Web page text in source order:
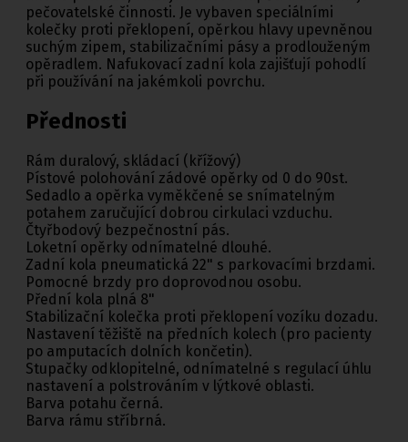
pečovatelské činnosti. Je vybaven speciálními
kolečky proti překlopení, opěrkou hlavy upevněnou
suchým zipem, stabilizačními pásy a prodlouženým
opěradlem. Nafukovací zadní kola zajišťují pohodlí
při používání na jakémkoli povrchu.
Přednosti
Rám duralový, skládací (křížový)
Pístové polohování zádové opěrky od 0 do 90st.
Sedadlo a opěrka vyměkčené se snímatelným
potahem zaručující dobrou cirkulaci vzduchu.
Čtyřbodový bezpečnostní pás.
Loketní opěrky odnímatelné dlouhé.
Zadní kola pneumatická 22" s parkovacími brzdami.
Pomocné brzdy pro doprovodnou osobu.
Přední kola plná 8"
Stabilizační kolečka proti překlopení vozíku dozadu.
Nastavení těžiště na předních kolech (pro pacienty
po amputacích dolních končetin).
Stupačky odklopitelné, odnímatelné s regulací úhlu
nastavení a polstrováním v lýtkové oblasti.
Barva potahu černá.
Barva rámu stříbrná.